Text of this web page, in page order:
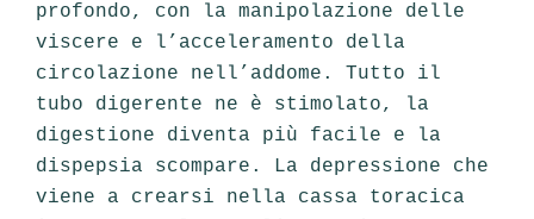
profondo, con la manipolazione delle
viscere e l’acceleramento della
circolazione nell’addome. Tutto il
tubo digerente ne è stimolato, la
digestione diventa più facile e la
dispepsia scompare. La depressione che
viene a crearsi nella cassa toracica